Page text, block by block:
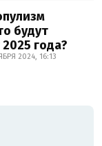
будут
года?
2024, 16:13